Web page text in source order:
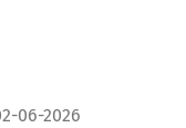
PUBLIKACJI:
06-2026